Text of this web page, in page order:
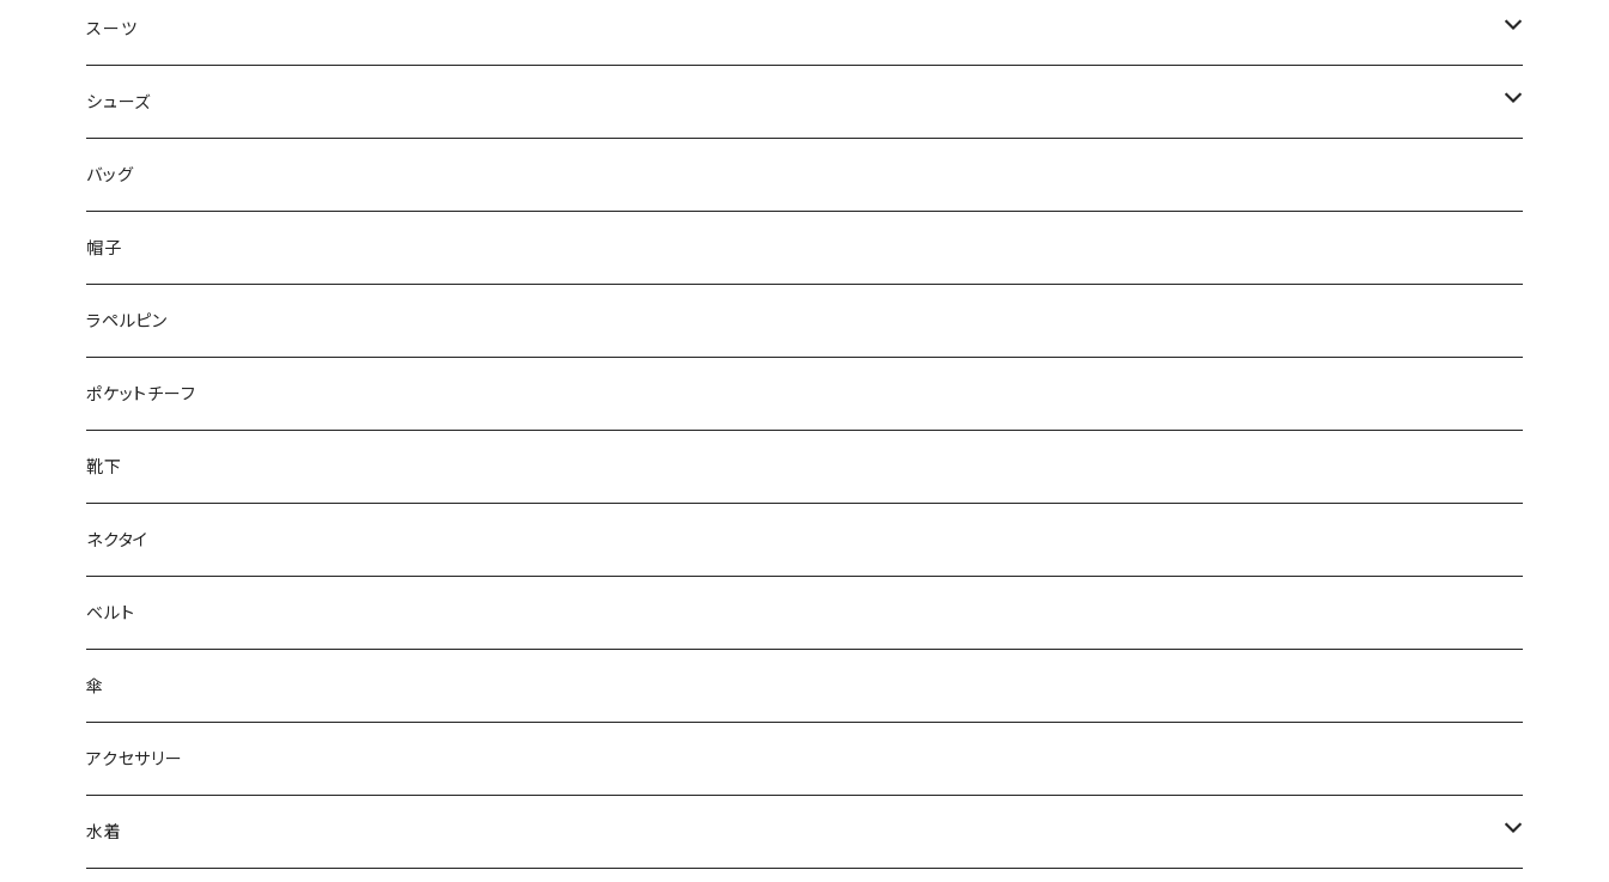
50/XL～
48/L
50/XL～
46/M
48/L
50/XL～
～44/S
46/M
48/L
50/XL～
スーツ
～44/S
46/M
48/L
50/XL～
シューズ
～25.5cm
26cm～
27cm～
28cm～
バッグ
帽子
ラペルピン
ポケットチーフ
靴下
ネクタイ
ベルト
傘
アクセサリー
水着